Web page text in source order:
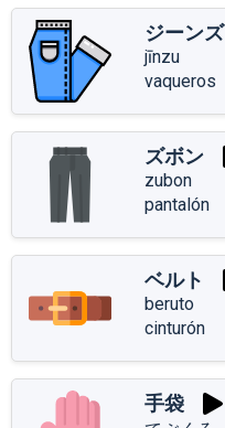
ジーンズ
jīnzu
vaqueros
ズボン
zubon
pantalón
ベルト
beruto
cinturón
手袋